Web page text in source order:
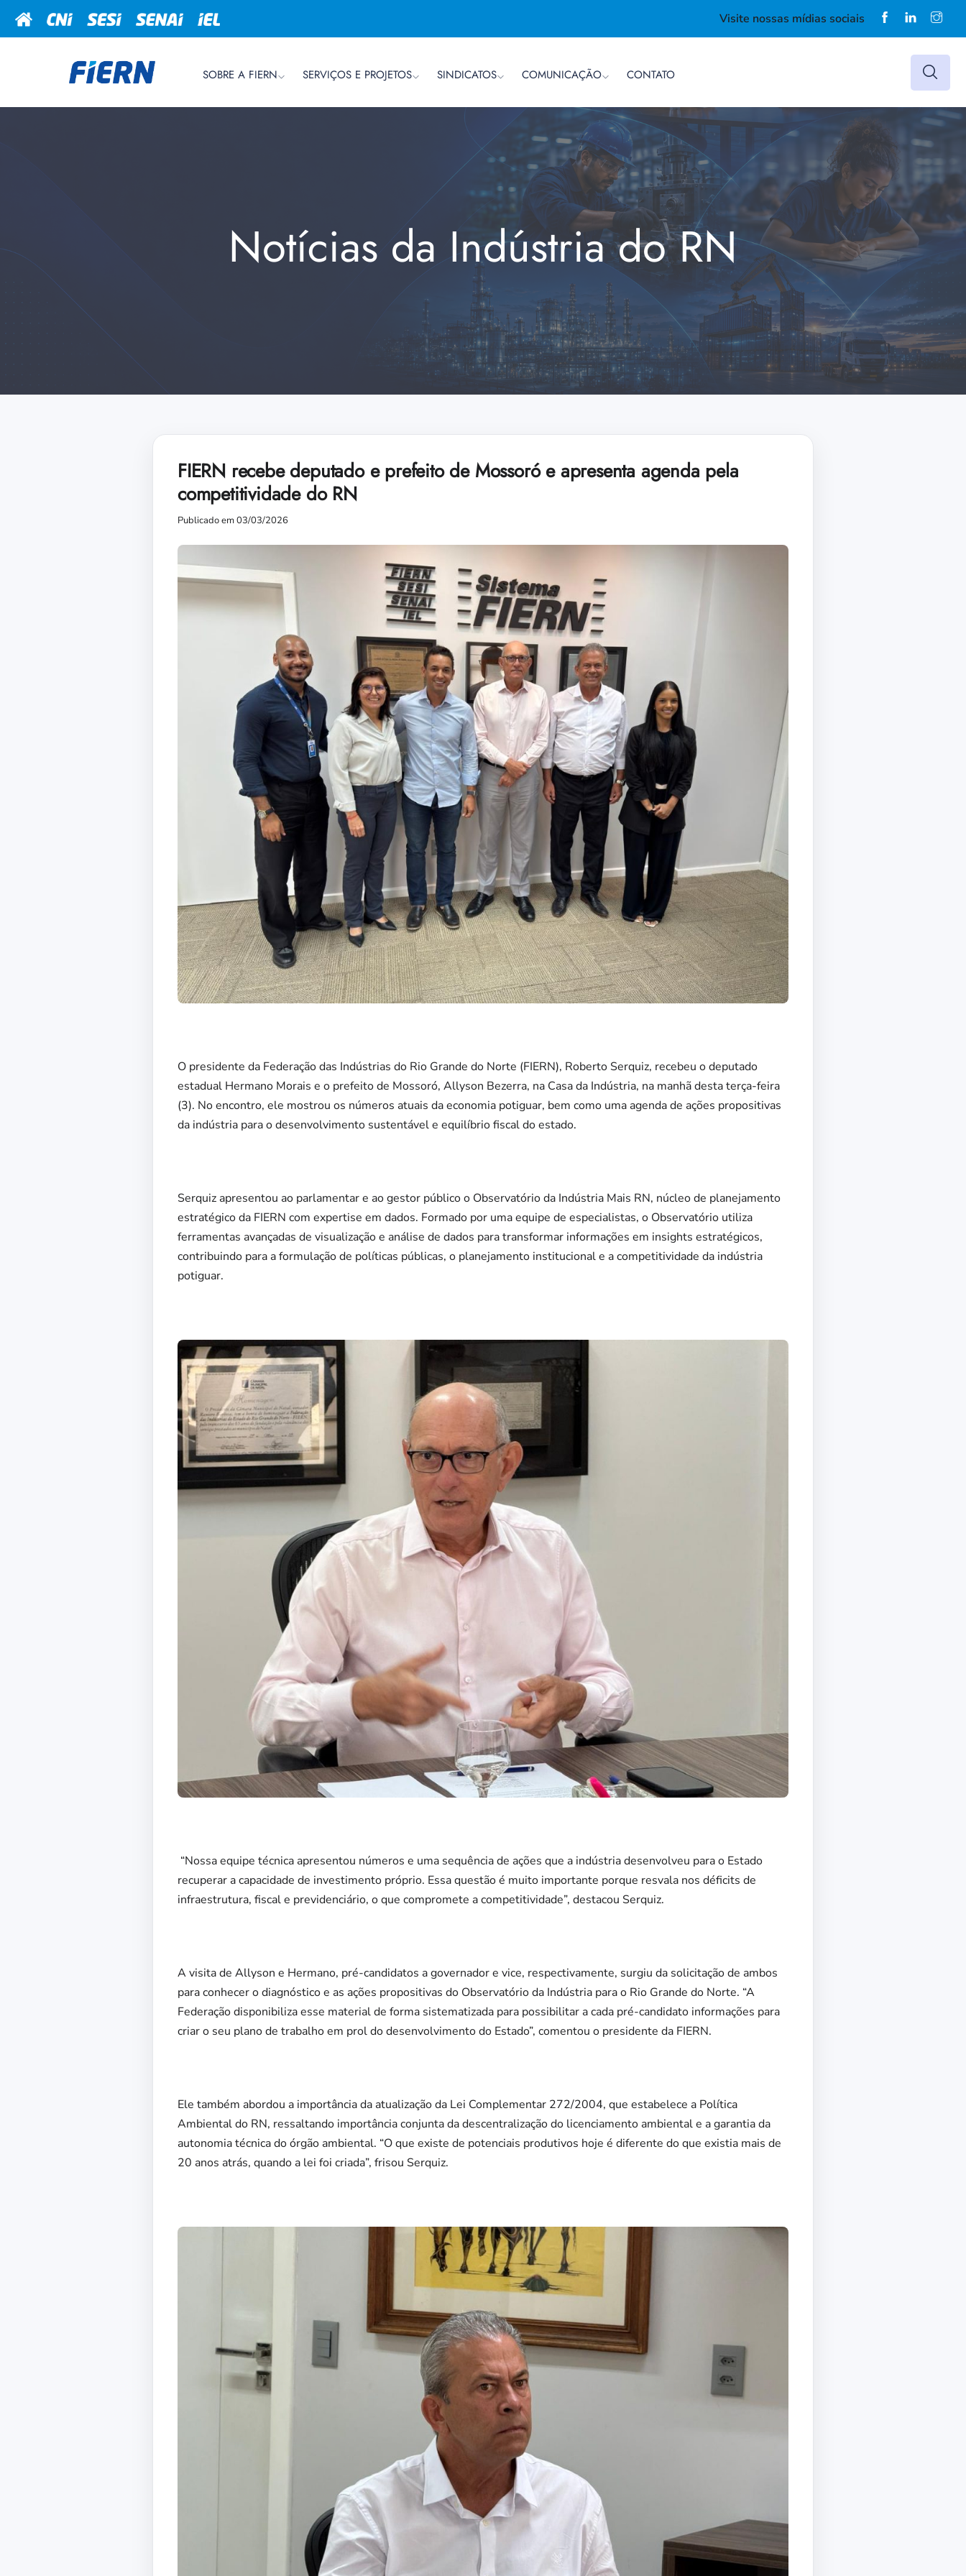
Visite nossas mídias sociais
SOBRE A FIERN SERVIÇOS E PROJETOS SINDICATOS COMUNICAÇÃO CONTATO
Notícias da Indústria do RN
FIERN recebe deputado e prefeito de Mossoró e apresenta agenda pela
competitividade do RN
Publicado em 03/03/2026
O presidente da Federação das Indústrias do Rio Grande do Norte (FIERN), Roberto Serquiz, recebeu o deputado
estadual Hermano Morais e o prefeito de Mossoró, Allyson Bezerra, na Casa da Indústria, na manhã desta terça-feira
(3). No encontro, ele mostrou os números atuais da economia potiguar, bem como uma agenda de ações propositivas
da indústria para o desenvolvimento sustentável e equilíbrio fiscal do estado.
Serquiz apresentou ao parlamentar e ao gestor público o Observatório da Indústria Mais RN, núcleo de planejamento
estratégico da FIERN com expertise em dados. Formado por uma equipe de especialistas, o Observatório utiliza
ferramentas avançadas de visualização e análise de dados para transformar informações em insights estratégicos,
contribuindo para a formulação de políticas públicas, o planejamento institucional e a competitividade da indústria
potiguar.
“Nossa equipe técnica apresentou números e uma sequência de ações que a indústria desenvolveu para o Estado
recuperar a capacidade de investimento próprio. Essa questão é muito importante porque resvala nos déficits de
infraestrutura, fiscal e previdenciário, o que compromete a competitividade”, destacou Serquiz.
A visita de Allyson e Hermano, pré-candidatos a governador e vice, respectivamente, surgiu da solicitação de ambos
para conhecer o diagnóstico e as ações propositivas do Observatório da Indústria para o Rio Grande do Norte. “A
Federação disponibiliza esse material de forma sistematizada para possibilitar a cada pré-candidato informações para
criar o seu plano de trabalho em prol do desenvolvimento do Estado”, comentou o presidente da FIERN.
Ele também abordou a importância da atualização da Lei Complementar 272/2004, que estabelece a Política
Ambiental do RN, ressaltando importância conjunta da descentralização do licenciamento ambiental e a garantia da
autonomia técnica do órgão ambiental. “O que existe de potenciais produtivos hoje é diferente do que existia mais de
20 anos atrás, quando a lei foi criada”, frisou Serquiz.